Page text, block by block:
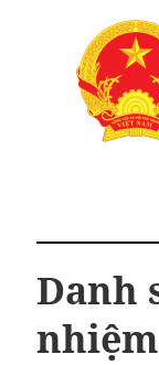
Danh
nhiệm